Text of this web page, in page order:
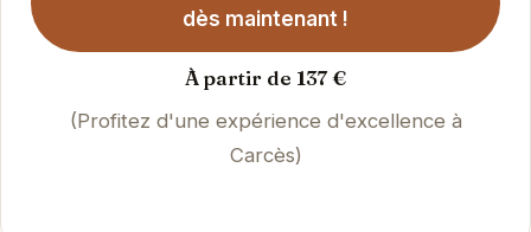
dès maintenant !
À partir de 137 €
(Profitez d'une expérience d'excellence à
Carcès)